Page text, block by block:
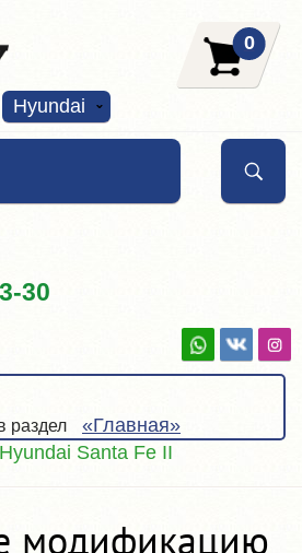
Hyundai
0
30
раздел «Главная»
Hyundai Santa Fe II
модификацию